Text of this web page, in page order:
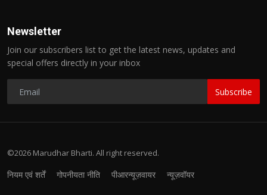
Newsletter
Join our subscribers list to get the latest news, updates and
special offers directly in your inbox
Subscribe
©2026 Marudhar Bharti. All right reserved.
नियम एवं शर्तें गोपनीयता नीति पीआरन्यूज़वायर न्यूज़वॉयर